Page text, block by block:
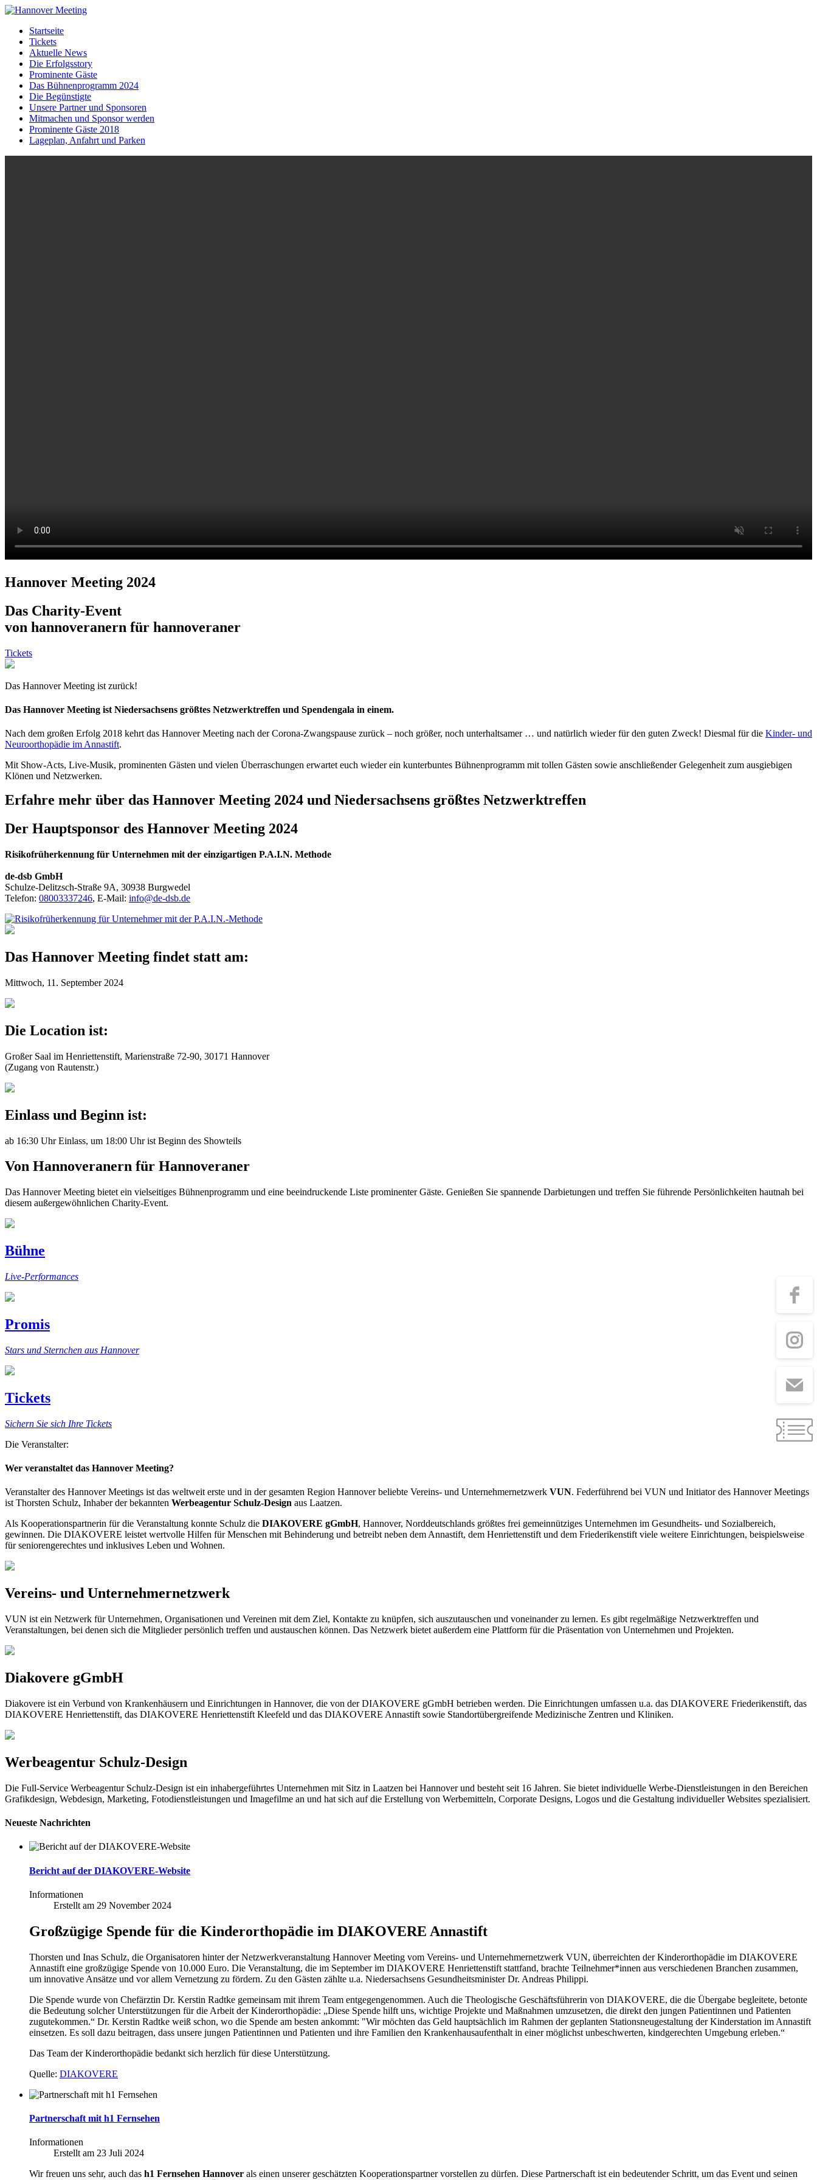
Startseite
Tickets
Aktuelle News
Die Erfolgsstory
Prominente Gäste
Das Bühnenprogramm 2024
Die Begünstigte
Unsere Partner und Sponsoren
Mitmachen und Sponsor werden
Prominente Gäste 2018
Lageplan, Anfahrt und Parken
Hannover Meeting 2024
Das Charity-Event
von hannoveranern für hannoveraner
Tickets
Das Hannover Meeting ist zurück!
Das Hannover Meeting ist Niedersachsens größtes Netzwerktreffen und Spendengala in einem.
Nach dem großen Erfolg 2018 kehrt das Hannover Meeting nach der Corona-Zwangspause zurück – noch größer, noch unterhaltsamer … und natürlich wieder für den guten Zweck! Diesmal für die Kinder- und
Neuroorthopädie im Annastift.
Mit Show-Acts, Live-Musik, prominenten Gästen und vielen Überraschungen erwartet euch wieder ein kunterbuntes Bühnenprogramm mit tollen Gästen sowie anschließender Gelegenheit zum ausgiebigen
Klönen und Netzwerken.
Erfahre mehr über das Hannover Meeting 2024 und Niedersachsens größtes Netzwerktreffen
Der Hauptsponsor des Hannover Meeting 2024
Risikofrüherkennung für Unternehmen mit der einzigartigen P.A.I.N. Methode
de-dsb GmbH
Schulze-Delitzsch-Straße 9A, 30938 Burgwedel
Telefon: 08003337246, E-Mail: info@de-dsb.de
Das Hannover Meeting findet statt am:
Mittwoch, 11. September 2024
Die Location ist:
Großer Saal im Henriettenstift, Marienstraße 72-90, 30171 Hannover
(Zugang von Rautenstr.)
Einlass und Beginn ist:
ab 16:30 Uhr Einlass, um 18:00 Uhr ist Beginn des Showteils
Von Hannoveranern für Hannoveraner
Das Hannover Meeting bietet ein vielseitiges Bühnenprogramm und eine beeindruckende Liste prominenter Gäste. Genießen Sie spannende Darbietungen und treffen Sie führende Persönlichkeiten hautnah bei
diesem außergewöhnlichen Charity-Event.
Bühne
Live-Performances
Promis
Stars und Sternchen aus Hannover
Tickets
Sichern Sie sich Ihre Tickets
Die Veranstalter:
Wer veranstaltet das Hannover Meeting?
Veranstalter des Hannover Meetings ist das weltweit erste und in der gesamten Region Hannover beliebte Vereins- und Unternehmernetzwerk VUN. Federführend bei VUN und Initiator des Hannover Meetings
ist Thorsten Schulz, Inhaber der bekannten Werbeagentur Schulz-Design aus Laatzen.
Als Kooperationspartnerin für die Veranstaltung konnte Schulz die DIAKOVERE gGmbH, Hannover, Norddeutschlands größtes frei gemeinnütziges Unternehmen im Gesundheits- und Sozialbereich,
gewinnen. Die DIAKOVERE leistet wertvolle Hilfen für Menschen mit Behinderung und betreibt neben dem Annastift, dem Henriettenstift und dem Friederikenstift viele weitere Einrichtungen, beispielsweise
für seniorengerechtes und inklusives Leben und Wohnen.
Vereins- und Unternehmernetzwerk
VUN ist ein Netzwerk für Unternehmen, Organisationen und Vereinen mit dem Ziel, Kontakte zu knüpfen, sich auszutauschen und voneinander zu lernen. Es gibt regelmäßige Netzwerktreffen und
Veranstaltungen, bei denen sich die Mitglieder persönlich treffen und austauschen können. Das Netzwerk bietet außerdem eine Plattform für die Präsentation von Unternehmen und Projekten.
Diakovere gGmbH
Diakovere ist ein Verbund von Krankenhäusern und Einrichtungen in Hannover, die von der DIAKOVERE gGmbH betrieben werden. Die Einrichtungen umfassen u.a. das DIAKOVERE Friederikenstift, das
DIAKOVERE Henriettenstift, das DIAKOVERE Henriettenstift Kleefeld und das DIAKOVERE Annastift sowie Standortübergreifende Medizinische Zentren und Kliniken.
Werbeagentur Schulz-Design
Die Full-Service Werbeagentur Schulz-Design ist ein inhabergeführtes Unternehmen mit Sitz in Laatzen bei Hannover und besteht seit 16 Jahren. Sie bietet individuelle Werbe-Dienstleistungen in den Bereichen
Grafikdesign, Webdesign, Marketing, Fotodienstleistungen und Imagefilme an und hat sich auf die Erstellung von Werbemitteln, Corporate Designs, Logos und die Gestaltung individueller Websites spezialisiert.
Neueste Nachrichten
Bericht auf der DIAKOVERE-Website
Informationen
Erstellt am 29 November 2024
Großzügige Spende für die Kinderorthopädie im DIAKOVERE Annastift
Thorsten und Inas Schulz, die Organisatoren hinter der Netzwerkveranstaltung Hannover Meeting vom Vereins- und Unternehmernetzwerk VUN, überreichten der Kinderorthopädie im DIAKOVERE
Annastift eine großzügige Spende von 10.000 Euro. Die Veranstaltung, die im September im DIAKOVERE Henriettenstift stattfand, brachte Teilnehmer*innen aus verschiedenen Branchen zusammen,
um innovative Ansätze und vor allem Vernetzung zu fördern. Zu den Gästen zählte u.a. Niedersachsens Gesundheitsminister Dr. Andreas Philippi.
Die Spende wurde von Chefärztin Dr. Kerstin Radtke gemeinsam mit ihrem Team entgegengenommen. Auch die Theologische Geschäftsführerin von DIAKOVERE, die die Übergabe begleitete, betonte
die Bedeutung solcher Unterstützungen für die Arbeit der Kinderorthopädie: „Diese Spende hilft uns, wichtige Projekte und Maßnahmen umzusetzen, die direkt den jungen Patientinnen und Patienten
zugutekommen.“ Dr. Kerstin Radtke weiß schon, wo die Spende am besten ankommt: "Wir möchten das Geld hauptsächlich im Rahmen der geplanten Stationsneugestaltung der Kinderstation im Annastift
einsetzen. Es soll dazu beitragen, dass unsere jungen Patientinnen und Patienten und ihre Familien den Krankenhausaufenthalt in einer möglichst unbeschwerten, kindgerechten Umgebung erleben.“
Das Team der Kinderorthopädie bedankt sich herzlich für diese Unterstützung.
Quelle: DIAKOVERE
Partnerschaft mit h1 Fernsehen
Informationen
Erstellt am 23 Juli 2024
Wir freuen uns sehr, auch das h1 Fernsehen Hannover als einen unserer geschätzten Kooperationspartner vorstellen zu dürfen. Diese Partnerschaft ist ein bedeutender Schritt, um das Event und seinen